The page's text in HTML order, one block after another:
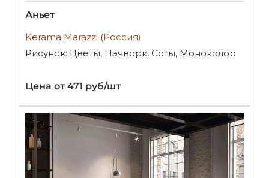
Аньет
Kerama Marazzi (Россия)
Рисунок: Цветы, Пэчворк, Соты, Моноколор
Цена от 471 руб/шт